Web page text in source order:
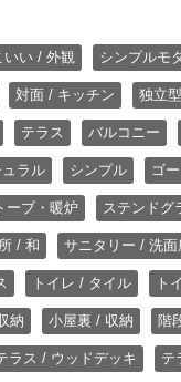
いい / 外観 シンプルモ
対面 / キッチン 独立
テラス バルコニー
ラル シンプル ゴ
ーブ・暖炉 ステンドグ
/ 和 サニタリー / 洗
トイレ / タイル ト
納 小屋裏 / 収納 階
ラス / ウッドデッキ テ